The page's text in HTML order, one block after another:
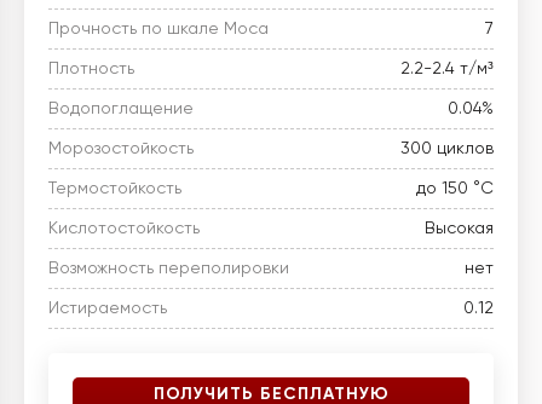
Прочность по шкале Моса 7
Плотность 2.2-2.4 т/м³
Водопоглащение 0.04%
Морозостойкость 300 циклов
Термостойкость до 150 °C
Кислотостойкость Высокая
Возможность переполировки нет
Истираемость 0.12
ПОЛУЧИТЬ БЕСПЛАТНУЮ